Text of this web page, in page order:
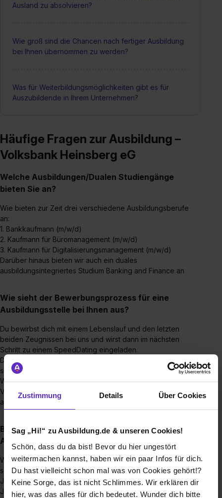
Zustimmung Details Über Cookies
Sag „Hi!“ zu Ausbildung.de & unseren Cookies!
Schön, dass du da bist! Bevor du hier ungestört
weitermachen kannst, haben wir ein paar Infos für dich.
Du hast vielleicht schon mal was von Cookies gehört!?
Keine Sorge, das ist nicht Schlimmes. Wir erklären dir
hier, was das alles für dich bedeutet. Wunder dich bitte
Ausland zu absolvieren?
Wie groß sind die Chancen nach fertiger Ausbildung
bei Ihnen übernommen zu werden?
Was für Weiterbildungsmöglichkeiten gibt es für
Auszubildende in Ihrem Unternehmen?
Häufige Fragen zur Ausbildung –
Volksbank Heinsberg eG
Welche Ausbildungen/Dualen Studiengänge
bieten Sie an?
Wie bieten zur Zeit drei verschiedene Ausbildungsberufe
an:
1. Bankkaufmann (m/w/d)
2. Kaufmann für Büromanagement (m/w/d)
3. Kaufmann für Digitalisierungsmanagement (m/w/d)
Darüber hinaus bieten wir auch ein duales
ausbildungsintegriertes Studium Banking and Finance an
Wie sieht der Bewerbungsprozess für eine
Ausbildungsstelle bei Ihnen aus?
Du bewirbst dich mit einem Lebenslauf und den letzten
beiden Zeugnissen bei uns und wirst dann im nächsten
Schritt zu einem SpeedDating eingeladen.
Dazu bedarf es keiner besonderen Vorbereitung, es geht
sich einfach darum sich kurz persönlich kennenzulernen.
Wenn das auf beiden Seiten passt, folgt in der Regel ein
Vorstellungsgespräch mit einem Interview und manchmal
auch noch ein Onlinetest.
Bis wann muss man sich für einen
Ausbildungsplatz bewerben?
Wenn du am 1.8. eine Ausbildung starten möchtest, dann
sollte deine Bewerbung spätestens im Juni des gleichen
Jahres bei uns sein. Dazu muss ich sagen, dass wir in jedem
Jahr eine bestimmte Anzahl an Plätzen vergeben können